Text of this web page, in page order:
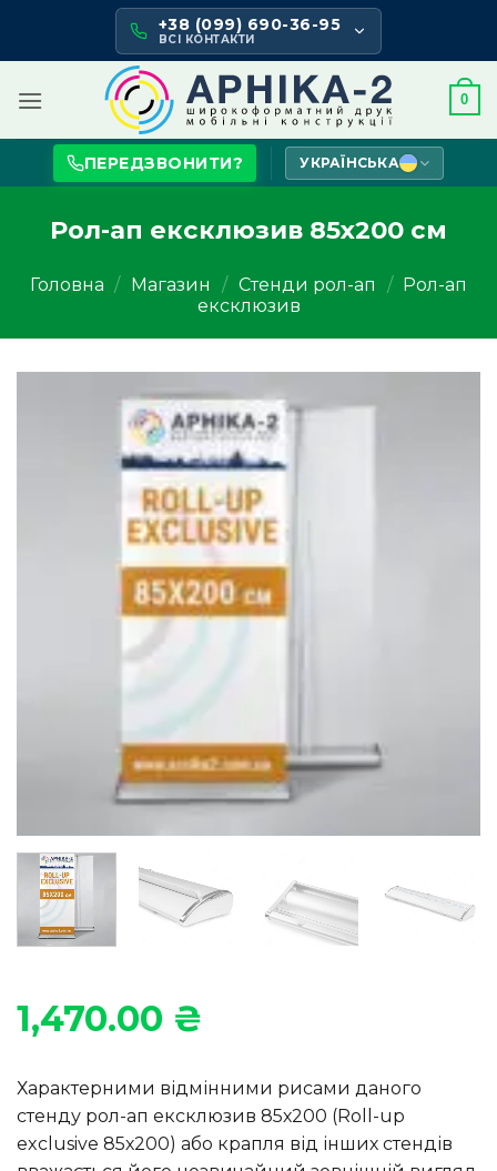
content
+38 (099) 690-36-95
ВСІ КОНТАКТИ
0
ПЕРЕДЗВОНИТИ? УКРАЇНСЬКА
Рол-ап ексклюзив 85х200 см
Головна / Магазин / Стенди рол-ап / Рол-ап
ексклюзив
1,470.00 ₴
Характерними відмінними рисами даного
стенду рол-ап ексклюзив 85х200 (Roll-up
exclusive 85х200) або крапля від інших стендів